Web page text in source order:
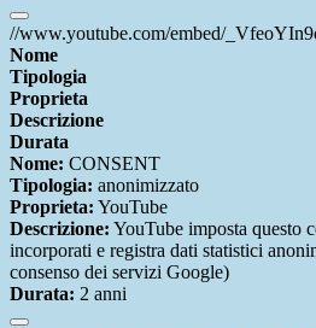
//www.youtube.com/embed/
Nome
Tipologia
Proprieta
Descrizione
Durata
Nome: CONSENT
Tipologia: anonimizzato
Proprieta: YouTube
Descrizione: YouTube imposta questo
incorporati e registra dati statistici
consenso dei servizi Google)
Durata: 2 anni